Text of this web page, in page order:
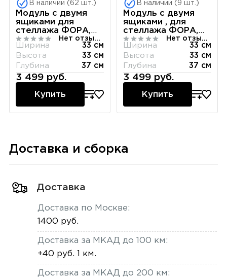
В наличии (62 шт.)
Модуль с двумя
ящиками для
стеллажа ФОРА,
33х33х37, белый
Нет отзывов
Ширина
33 см
Высота
33 см
Глубина
37 см
3 499 руб.
Купить
В наличии (9 шт.)
Модуль с двумя
ящиками , для
стеллажа ФОРА,
ручка металл,
33х33х37, белый
Нет отзывов
Ширина
33 см
Высота
33 см
Глубина
37 см
3 499 руб.
Купить
Доставка и сборка
Доставка
Доставка по Москве:
1400 руб.
Доставка за МКАД до 100 км:
+40 руб. 1 км.
Доставка за МКАД до 200 км: